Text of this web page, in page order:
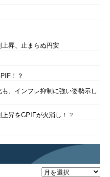
昇、止まらぬ円安
！？
、インフレ抑制に強い姿勢示し
昇をGPIFが火消し！？